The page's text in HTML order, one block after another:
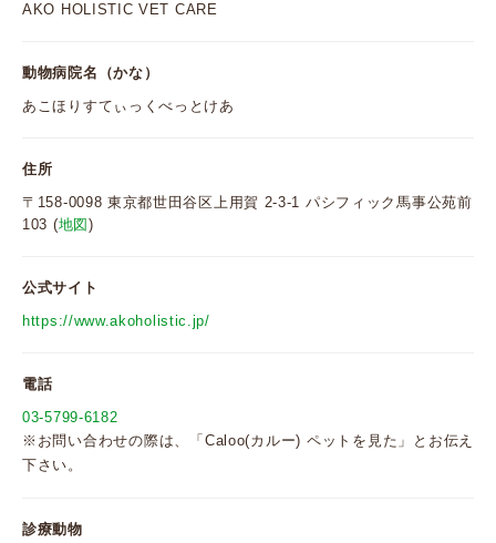
AKO HOLISTIC VET CARE
動物病院名（かな）
あこほりすてぃっくべっとけあ
住所
〒158-0098 東京都世田谷区上用賀 2-3-1 パシフィック馬事公苑前
103 (地図 )
公式サイト
https://www.akoholistic.jp/
電話
03-5799-6182
※お問い合わせの際は、「Caloo(カルー) ペットを見た」とお伝え
下さい。
診療動物